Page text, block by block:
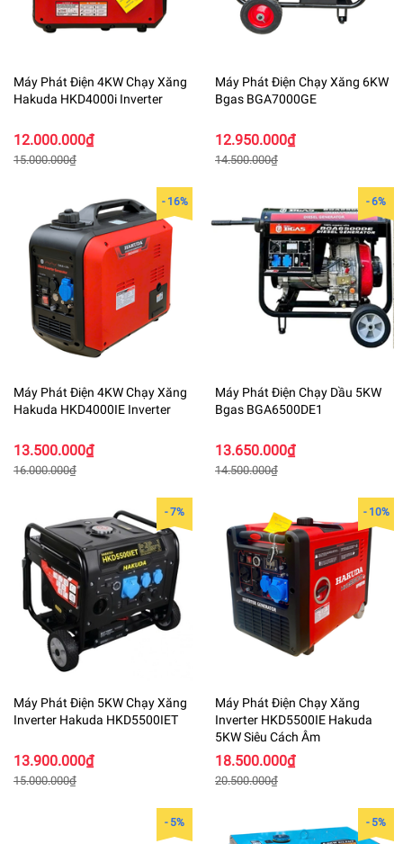
Máy Phát Điện 4KW Chạy Xăng
Hakuda HKD4000i Inverter
12.000.000₫
15.000.000₫
Máy Phát Điện Chạy Xăng 6KW
Bgas BGA7000GE
12.950.000₫
14.500.000₫
- 16%
Máy Phát Điện 4KW Chạy Xăng
Hakuda HKD4000IE Inverter
13.500.000₫
16.000.000₫
- 6%
Máy Phát Điện Chạy Dầu 5KW
Bgas BGA6500DE1
13.650.000₫
14.500.000₫
- 7%
Máy Phát Điện 5KW Chạy Xăng
Inverter Hakuda HKD5500IET
13.900.000₫
15.000.000₫
- 10%
Máy Phát Điện Chạy Xăng
Inverter HKD5500IE Hakuda
5KW Siêu Cách Âm
18.500.000₫
20.500.000₫
- 5% - 5%